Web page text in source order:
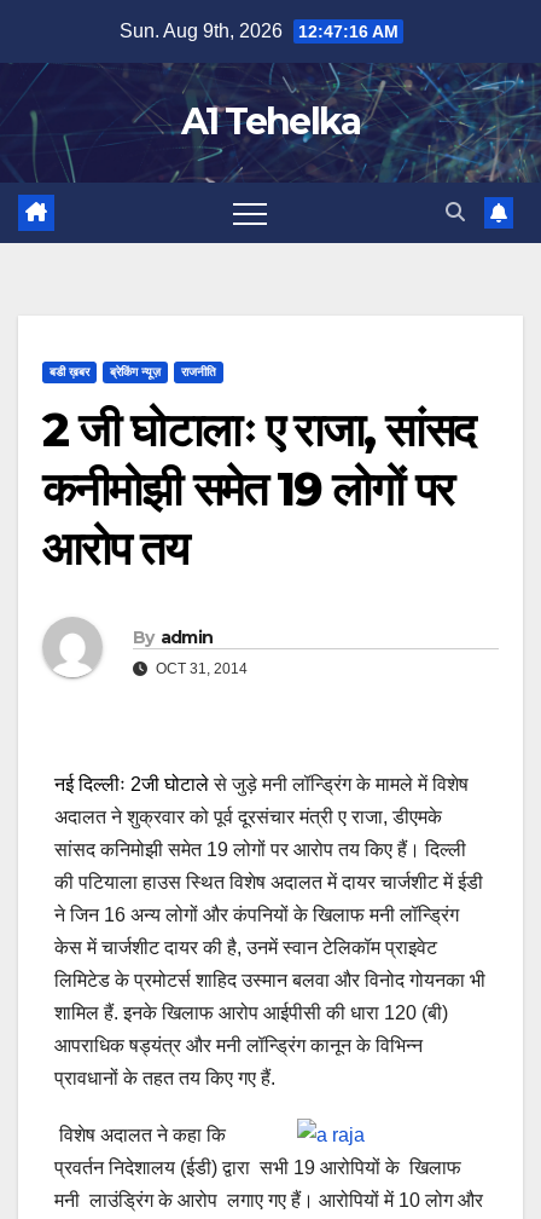
content
Sun. Aug 9th, 2026 12:47:17 AM
A1 Tehelka
बडी ख़बर ब्रेकिंग न्यूज़ राजनीति
2 जी घोटालाः ए राजा, सांसद
कनीमोझी समेत 19 लोगों पर
आरोप तय
By admin
OCT 31, 2014
नई दिल्लीः 2जी घोटालेसे जुड़े मनी लॉन्‍ड्र‍िंग के मामले में विशेष
अदालत ने शुक्रवार को पूर्व दूरसंचार मंत्री ए राजा, डीएमके
सांसद कनिमोझी समेत 19 लोगों पर आरोप तय किए हैं। दिल्ली
की पटियाला हाउस स्थित विशेष अदालत में दायर चार्जशीट में ईडी
ने जिन 16 अन्य लोगों और कंपनियों के खिलाफ मनी लॉन्‍ड्र‍िंग
केस में चार्जशीट दायर की है, उनमें स्वान टेलिकॉम प्राइवेट
लिमिटेड के प्रमोटर्स शाहिद उस्मान बलवा और विनोद गोयनका भी
शामिल हैं. इनके खिलाफ आरोप आईपीसी की धारा 120 (बी)
आपराधिक षड्यंत्र और मनी लॉन्‍ड्र‍िंग कानून के विभिन्न
प्रावधानों के तहत तय किए गए हैं.
विशेष अदालत ने कहा कि
प्रवर्तन निदेशालय (ईडी) द्वारा सभी 19 आरोपियों के खिलाफ
मनी लाउंड्रिंग के आरोप लगाए गए हैं। आरोपियों में 10 लोग और